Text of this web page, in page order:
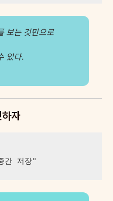
보는 것만으로
있다.
자
저장"